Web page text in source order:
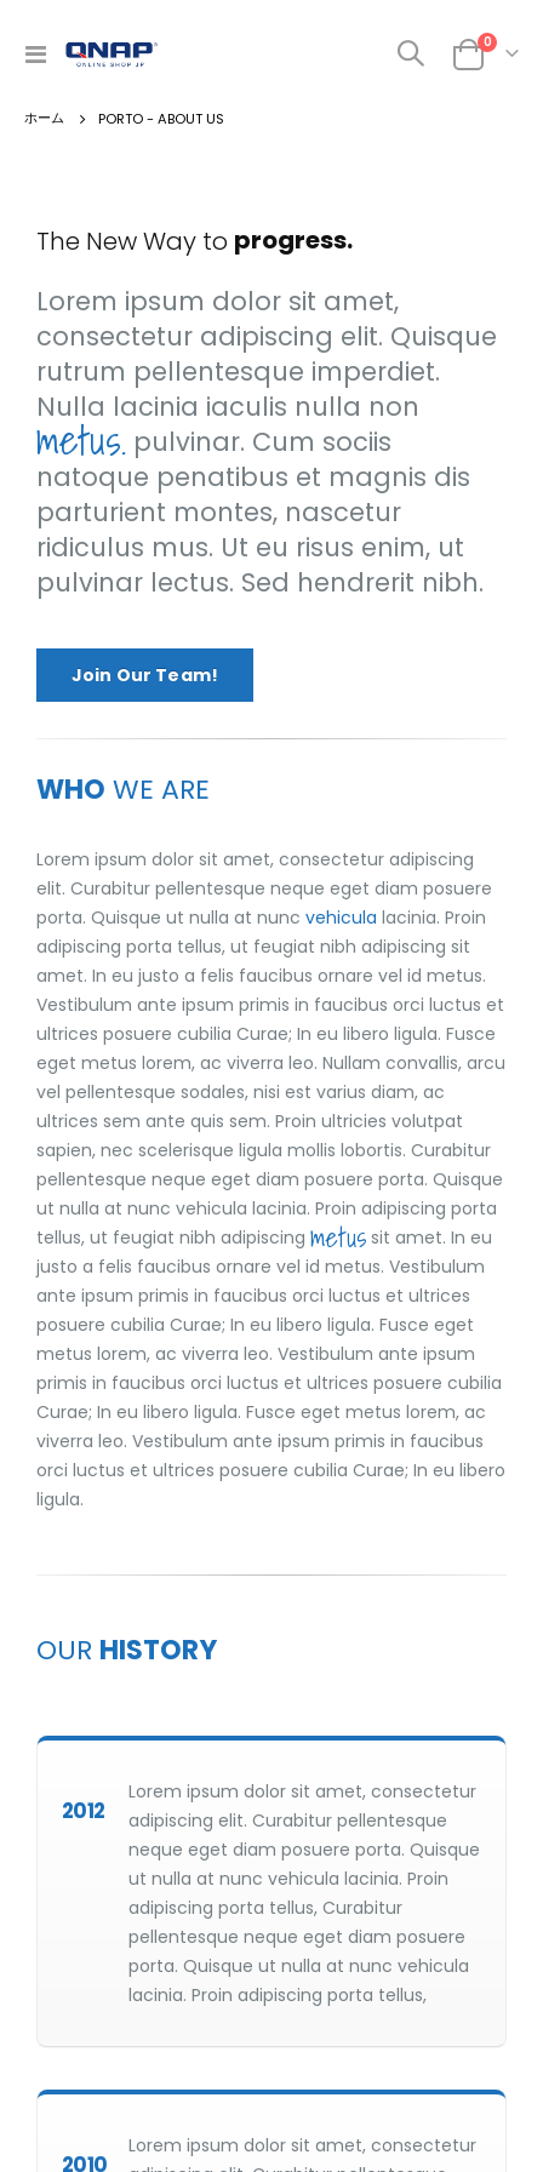
ナ
呼
カート
0
PORTO - ABOUT US
The New Way to progress.
Lorem ipsum dolor sit amet,
consectetur adipiscing elit. Quisque
rutrum pellentesque imperdiet.
Nulla lacinia iaculis nulla non
metus. pulvinar. Cum sociis
natoque penatibus et magnis dis
parturient montes, nascetur
ridiculus mus. Ut eu risus enim, ut
pulvinar lectus. Sed hendrerit nibh.
Join Our Team!
WHO WE ARE
Lorem ipsum dolor sit amet, consectetur adipiscing
elit. Curabitur pellentesque neque eget diam posuere
porta. Quisque ut nulla at nunc vehicula lacinia. Proin
adipiscing porta tellus, ut feugiat nibh adipiscing sit
amet. In eu justo a felis faucibus ornare vel id metus.
Vestibulum ante ipsum primis in faucibus orci luctus et
ultrices posuere cubilia Curae; In eu libero ligula. Fusce
eget metus lorem, ac viverra leo. Nullam convallis, arcu
vel pellentesque sodales, nisi est varius diam, ac
ultrices sem ante quis sem. Proin ultricies volutpat
sapien, nec scelerisque ligula mollis lobortis. Curabitur
pellentesque neque eget diam posuere porta. Quisque
ut nulla at nunc vehicula lacinia. Proin adipiscing porta
tellus, ut feugiat nibh adipiscing metus sit amet. In eu
justo a felis faucibus ornare vel id metus. Vestibulum
ante ipsum primis in faucibus orci luctus et ultrices
posuere cubilia Curae; In eu libero ligula. Fusce eget
metus lorem, ac viverra leo. Vestibulum ante ipsum
primis in faucibus orci luctus et ultrices posuere cubilia
Curae; In eu libero ligula. Fusce eget metus lorem, ac
viverra leo. Vestibulum ante ipsum primis in faucibus
orci luctus et ultrices posuere cubilia Curae; In eu libero
ligula.
OUR HISTORY
2012
Lorem ipsum dolor sit amet, consectetur
adipiscing elit. Curabitur pellentesque
neque eget diam posuere porta. Quisque
ut nulla at nunc vehicula lacinia. Proin
adipiscing porta tellus, Curabitur
pellentesque neque eget diam posuere
porta. Quisque ut nulla at nunc vehicula
lacinia. Proin adipiscing porta tellus,
2010
Lorem ipsum dolor sit amet, consectetur